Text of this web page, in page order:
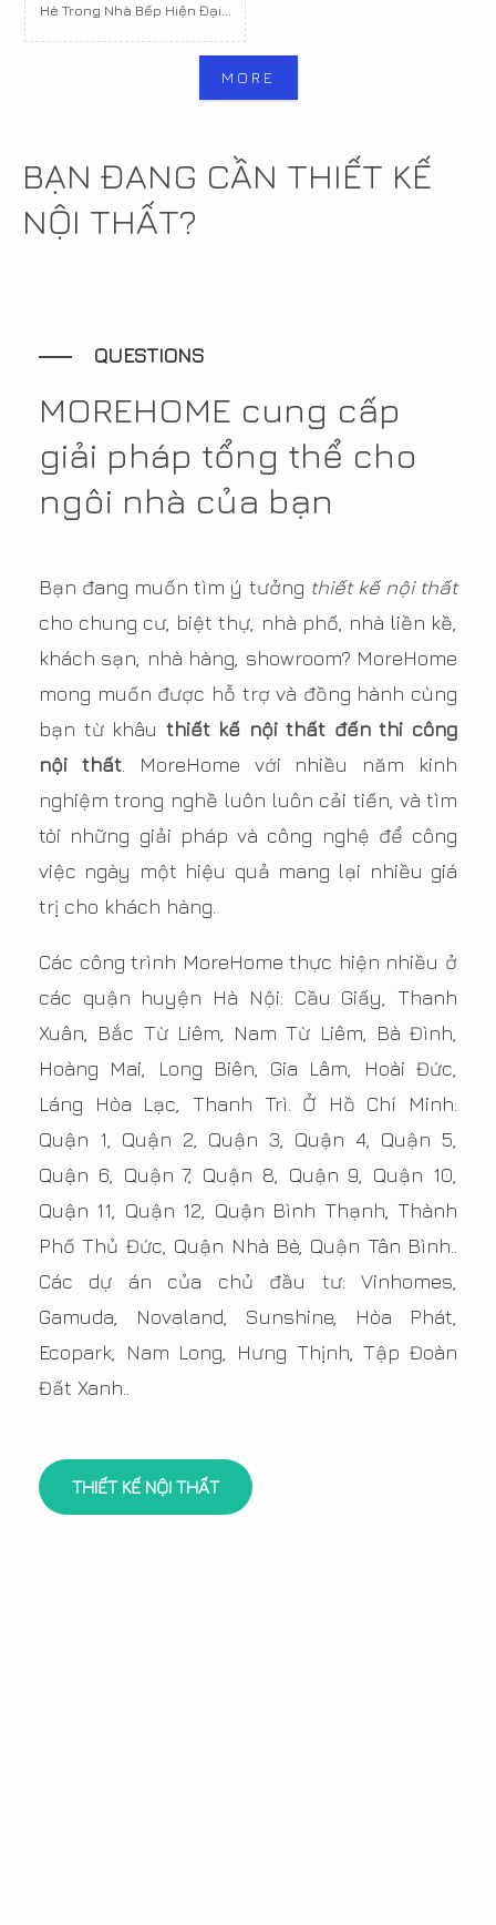
Hè Trong Nhà Bếp Hiện Đại...
MORE
BẠN ĐANG CẦN THIẾT KẾ
NỘI THẤT?
QUESTIONS
MOREHOME cung cấp
giải pháp tổng thể cho
ngôi nhà của bạn
Bạn đang muốn tìm ý tưởng thiết kế nội thất
cho chung cư, biệt thự, nhà phố, nhà liền kề,
khách sạn, nhà hàng, showroom? MoreHome
mong muốn được hỗ trợ và đồng hành cùng
bạn từ khâu thiết kế nội thất đến thi công
nội thất. MoreHome với nhiều năm kinh
nghiệm trong nghề luôn luôn cải tiến, và tìm
tòi những giải pháp và công nghệ để công
việc ngày một hiệu quả mang lại nhiều giá
trị cho khách hàng.
Các công trình MoreHome thực hiện nhiều ở
các quận huyện Hà Nội: Cầu Giấy, Thanh
Xuân, Bắc Từ Liêm, Nam Từ Liêm, Bà Đình,
Hoàng Mai, Long Biên, Gia Lâm, Hoài Đức,
Láng Hòa Lạc, Thanh Trì. Ở Hồ Chí Minh:
Quận 1, Quận 2, Quận 3, Quận 4, Quận 5,
Quận 6, Quận 7, Quận 8, Quận 9, Quận 10,
Quận 11, Quận 12, Quận Bình Thạnh, Thành
Phố Thủ Đức, Quận Nhà Bè, Quận Tân Bình..
Các dự án của chủ đầu tư: Vinhomes,
Gamuda, Novaland, Sunshine, Hòa Phát,
Ecopark, Nam Long, Hưng Thịnh, Tập Đoàn
Đất Xanh..
THIẾT KẾ NỘI THẤT